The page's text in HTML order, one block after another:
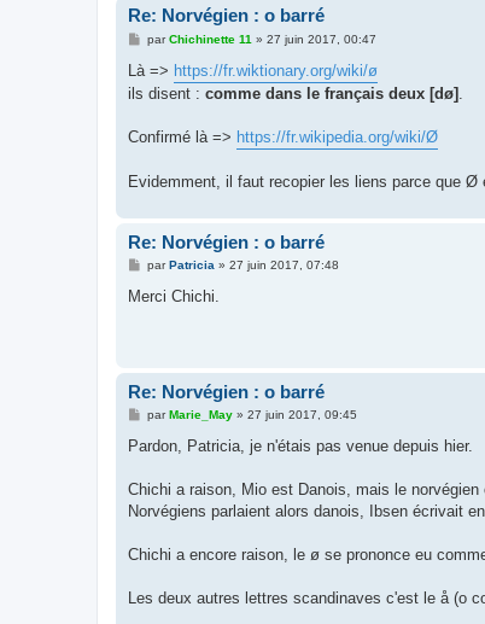
Re: Norvégien : o barré
M
s
a
parChichinette 11 » 27 juin 2017, 00:47
Là => https://fr.wiktionary.org/wiki/ø
ils disent : comme dans le français deux [dø]
Confirmé là => https://fr.wikipedia.org/wiki/Ø
Evidemment, il faut recopier les liens parce que Ø
Re: Norvégien : o barré
M
s
parPatricia » 27 juin 2017, 07:48
Merci Chichi.
Re: Norvégien : o barré
M
s
g
parMarie_May» 27 juin 2017, 09:45
Pardon, Patricia, je n'étais pas venue depuis hier.
Chichi a raison, Mio est Danois, mais le
Norvégiens parlaient alors danois, Ibsen écrivait
Chichi a encore raison, le ø se prononce eu
Les deux autres lettres scandinaves c'est le å (o